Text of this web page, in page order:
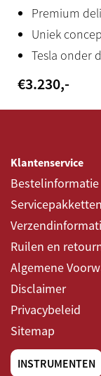
Inclusief
Yamaha app
SmartPianist
* Draadloze
Premium
Uniek
Tesla onder
€3.230,-
Klantenservice
Bestelinformatie
Servicepakketten
Ruilen en
Algemene
Disclaimer
Privacybeleid
Sitemap
INSTRUMENTEN